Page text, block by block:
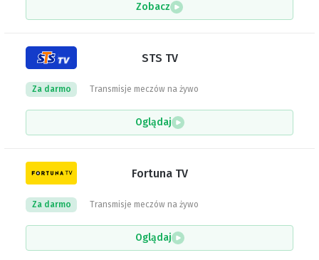
Zobacz
STS TV
Transmisje meczów na żywo
Za darmo
Oglądaj
Fortuna TV
Transmisje meczów na żywo
Za darmo
Oglądaj